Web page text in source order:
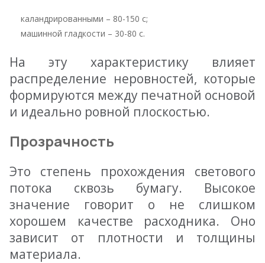
каландрированными – 80-150 с;
машинной гладкости – 30-80 с.
На эту характеристику влияет
распределение неровностей, которые
формируются между печатной основой
и идеально ровной плоскостью.
Прозрачность
Это степень прохождения светового
потока сквозь бумагу. Высокое
значение говорит о не слишком
хорошем качестве расходника. Оно
зависит от плотности и толщины
материала.